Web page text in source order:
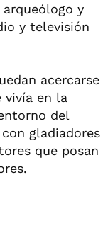
y
y televisión
acercarse
vivía en la
del
gladiadores
que posan